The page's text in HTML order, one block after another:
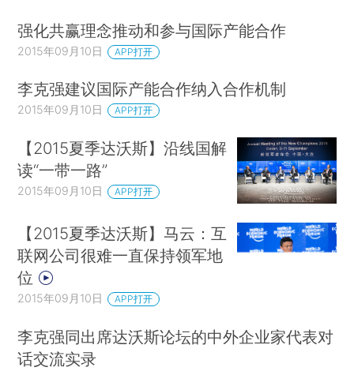
强化共赢理念推动和参与国际产能合作
2015年09月10日 APP打开
李克强建议国际产能合作纳入合作机制
2015年09月10日 APP打开
【2015夏季达沃斯】沿线国解
读“一带一路”
2015年09月10日 APP打开
【2015夏季达沃斯】马云：互
联网公司很难一直保持领军地
位
2015年09月10日 APP打开
李克强同出席达沃斯论坛的中外企业家代表对
话交流实录